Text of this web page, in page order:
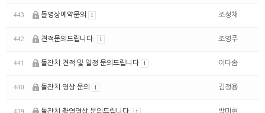
443 돌영상예약문의 1 조성채
442 견적문의드립니다. 1 조영주
441 돌잔치 견적 및 일정 문의드립니다 1 이다솜
440 돌잔치 영상 문의 1 김정용
439 돌잔치 촬영영상 문의드립니다. 1 박미현